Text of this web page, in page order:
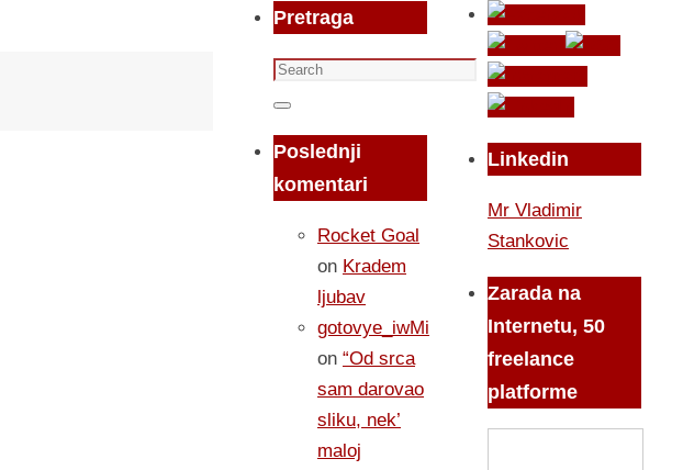
Pretraga
Search
for:
Search
Poslednji
komentari
Rocket Goal
on Kradem
ljubav
gotovye_iwMi
on “Od srca
sam darovao
sliku, nek’
maloj
Linkedin
Mr Vladimir
Stankovic
Zarada na
Internetu, 50
freelance
platforme